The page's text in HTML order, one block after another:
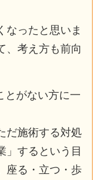
なったと思いま
、考え方も前向
とがない方に一
だ施術する対処
」するという目
座る・立つ・歩